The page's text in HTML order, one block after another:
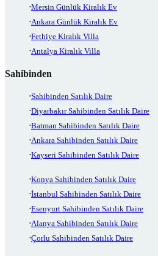
Mersin Günlük Kiralık Ev
Ankara Günlük Kiralık Ev
Fethiye Kiralık Villa
Antalya Kiralık Villa
Sahibinden
Sahibinden Satılık Daire
Diyarbakır Sahibinden Satılık Daire
Batman Sahibinden Satılık Daire
Ankara Sahibinden Satılık Daire
Kayseri Sahibinden Satılık Daire
Konya Sahibinden Satılık Daire
İstanbul Sahibinden Satılık Daire
Esenyurt Sahibinden Satılık Daire
Alanya Sahibinden Satılık Daire
Çorlu Sahibinden Satılık Daire